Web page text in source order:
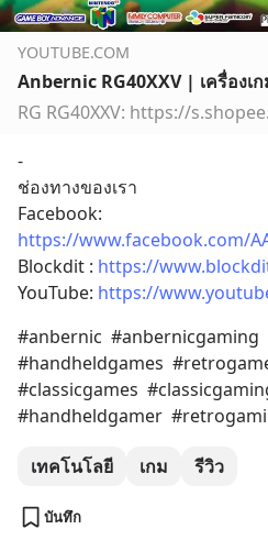
YOUTUBE.COM
-
ช่องทางของเรา
https://www.facebook.com/
Blockdit : https://
YouTube: https://
#anbernic  #anbernicgaming
#handheldgames
#classicgames
#handheldgamer
เทคโนโลยี เกม รีวิว
บันทึก